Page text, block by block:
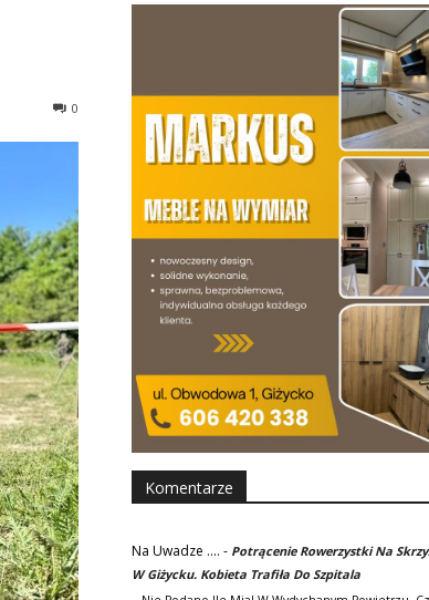
0
Komentarze
Na Uwadze .... - Potrącenie Rowerzystki Na
W Giżycku. Kobieta Trafiła Do Szpitala